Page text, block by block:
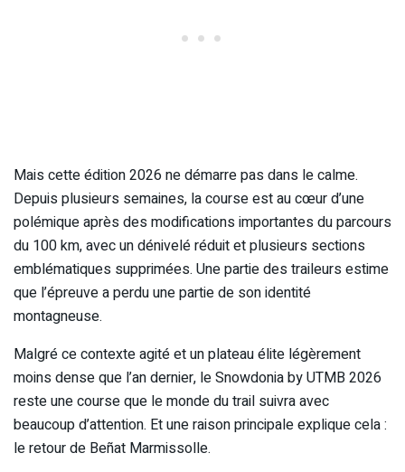
Mais cette édition 2026 ne démarre pas dans le calme.
Depuis plusieurs semaines, la course est au cœur d’une
polémique après des modifications importantes du parcours
du 100 km, avec un dénivelé réduit et plusieurs sections
emblématiques supprimées. Une partie des traileurs estime
que l’épreuve a perdu une partie de son identité
montagneuse.
Malgré ce contexte agité et un plateau élite légèrement
moins dense que l’an dernier, le Snowdonia by UTMB 2026
reste une course que le monde du trail suivra avec
beaucoup d’attention. Et une raison principale explique cela :
le retour de Beñat Marmissolle.